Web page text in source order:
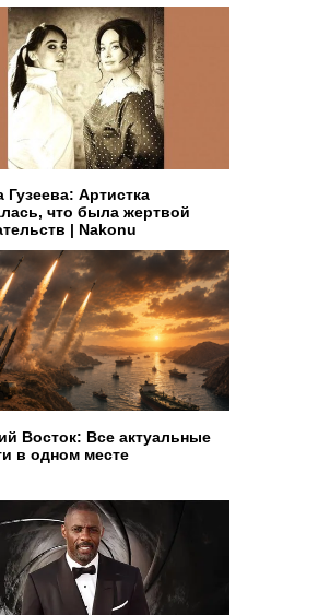
Гузеева: Артистка
что была жертвой
| Nakonu
Восток: Все актуальные
в одном месте